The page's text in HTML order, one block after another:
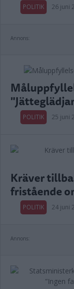
POLITIK 26 juni
Annons:
POLITIK 25 juni
Kräver
fristående
POLITIK 24 juni
Annons: